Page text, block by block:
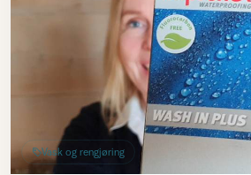
Vask og rengjøring